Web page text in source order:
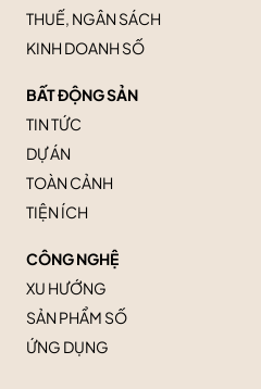
THUẾ, NGÂN SÁCH
KINH DOANH SỐ
BẤT ĐỘNG SẢN
TIN TỨC
DỰ ÁN
TOÀN CẢNH
TIỆN ÍCH
CÔNG NGHỆ
XU HƯỚNG
SẢN PHẨM SỐ
ỨNG DỤNG